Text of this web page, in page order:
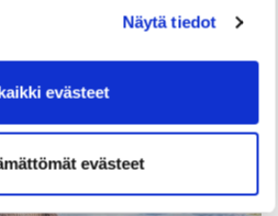
Näytä tiedot
evästeet
evästeet